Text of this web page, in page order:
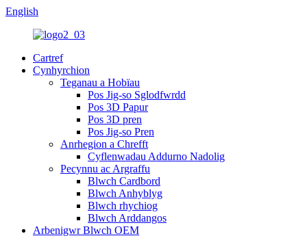
English
Cartref
Cynhyrchion
Teganau a Hobïau
Pos Jig-so Sglodfwrdd
Pos 3D Papur
Pos 3D pren
Pos Jig-so Pren
Anrhegion a Chrefft
Cyflenwadau Addurno Nadolig
Pecynnu ac Argraffu
Blwch Cardbord
Blwch Anhyblyg
Blwch rhychiog
Blwch Arddangos
Arbenigwr Blwch OEM